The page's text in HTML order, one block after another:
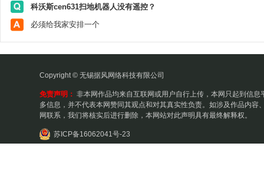
科沃斯cen631扫地机器人没有遥控？
必须给我家安排一个
Copyright © 无锡据风网络科技有限公司
免责声明： 非本网作品均来自互联网或用户自行上传，本网只起到信息
多信息，并不代表本网赞同其观点和对其真实性负责。如涉及作品内容
网联系，我们将核实后进行删除，本网站对此声明具有最终解释权。
苏ICP备16062041号-23